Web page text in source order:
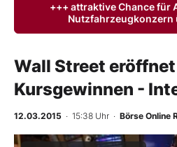
Finanz-Check
+++ attraktive Chance für
Nutzfahrzeugkonzern
Wall Street
Kursgewinnen -
12.03.2015 · 15:38 Uhr · Börse Online